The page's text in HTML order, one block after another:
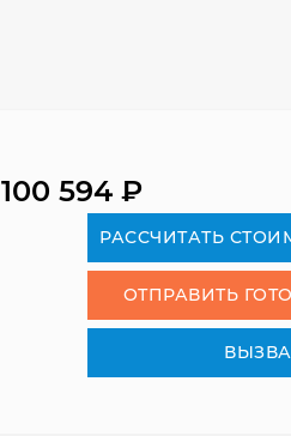
100 594₽
РАСCЧИТАТЬ
ОТПРАВИТЬ